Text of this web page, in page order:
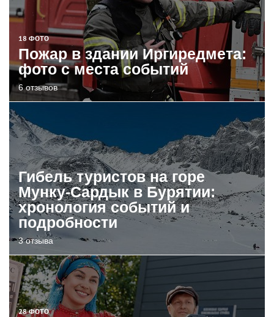
18 ФОТО
Пожар в здании Иргиредмета:
фото с места событий
6 отзывов
Гибель туристов на горе
Мунку-Сардык в Бурятии:
хронология событий и
подробности
3 отзыва
28 ФОТО